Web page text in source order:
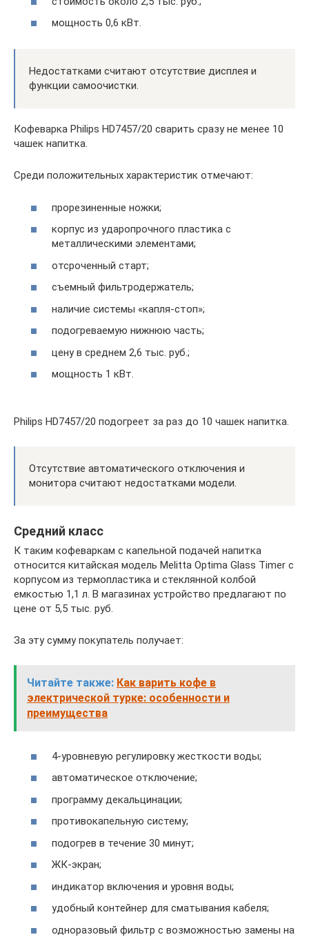
мощность 0,6 кВт.
Недостатками считают отсутствие дисплея и
функции самоочистки.
Кофеварка Philips HD7457/20 сварить сразу не менее 10
чашек напитка.
Среди положительных характеристик отмечают:
прорезиненные ножки;
корпус из ударопрочного пластика с
металлическими элементами;
отсроченный старт;
съемный фильтродержатель;
наличие системы «капля-стоп»;
подогреваемую нижнюю часть;
цену в среднем 2,6 тыс. руб.;
мощность 1 кВт.
Philips HD7457/20 подогреет за раз до 10 чашек напитка.
Отсутствие автоматического отключения и
монитора считают недостатками модели.
Средний класс
К таким кофеваркам с капельной подачей напитка
относится китайская модель Melitta Optima Glass Timer с
корпусом из термопластика и стеклянной колбой
емкостью 1,1 л. В магазинах устройство предлагают по
цене от 5,5 тыс. руб.
За эту сумму покупатель получает:
Читайте также: Как варить кофе в
электрической турке: особенности и
преимущества
4-уровневую регулировку жесткости воды;
автоматическое отключение;
программу декальцинации;
противокапельную систему;
подогрев в течение 30 минут;
ЖК-экран;
индикатор включения и уровня воды;
удобный контейнер для сматывания кабеля;
одноразовый фильтр с возможностью замены на